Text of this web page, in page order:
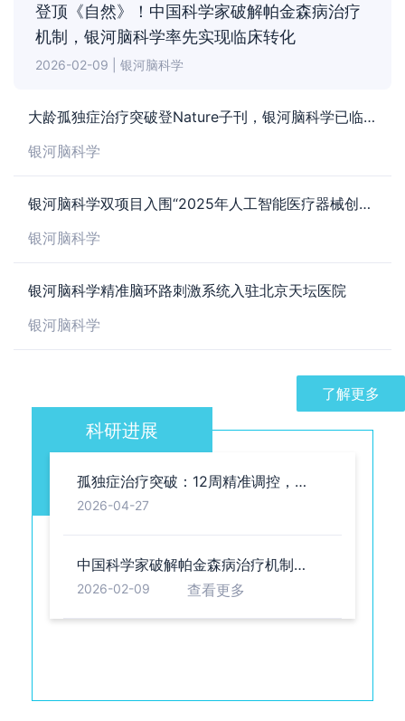
登顶《自然》！中国科学家破解帕金森病治疗
机制，银河脑科学率先实现临床转化
2026-02-09 | 银河脑科学
大龄孤独症治疗突破登Nature子刊，银河脑科学已临床转化
银河脑科学
银河脑科学双项目入围“2025年人工智能医疗器械创新任务揭榜挂帅”名单
银河脑科学
银河脑科学精准脑环路刺激系统入驻北京天坛医院
银河脑科学
了解更多
科研进展
孤独症治疗突破：12周精准调控，重启大龄患者大脑可塑性
2026-04-27
中国科学家破解帕金森病治疗机制，为个体化无创治疗提供全新靶点与路径
2026-02-09 查看更多